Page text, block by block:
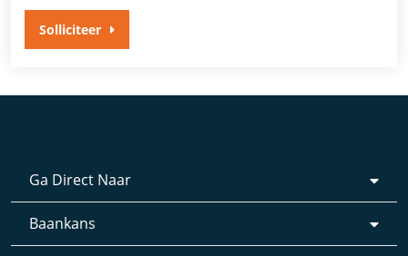
Solliciteer
Ga Direct Naar
Baankans